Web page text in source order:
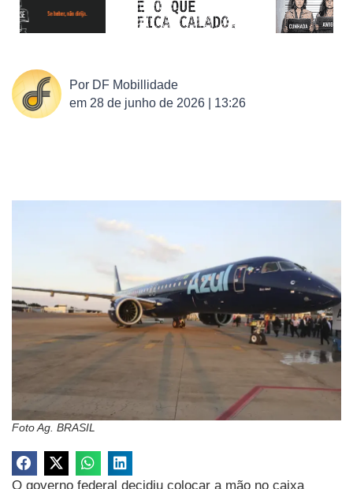
Por DF Mobillidade
em 28 de junho de 2026 | 13:26
Foto Ag. BRASIL
O governo federal decidiu colocar a mão no caixa